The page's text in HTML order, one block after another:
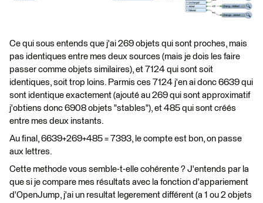
Ce qui sous entends que j'ai 269 objets qui sont proches, mais
pas identiques entre mes deux sources (mais je dois les faire
passer comme objets similaires), et 7124 qui sont soit
identiques, soit trop loins. Parmis ces 7124 j'en ai donc 6639 qui
sont identique exactement (ajouté au 269 qui sont approximatif
j'obtiens donc 6908 objets "stables"), et 485 qui sont créés
entre mes deux instants.
Au final, 6639+269+485 = 7393, le compte est bon, on passe
aux lettres.
Cette methode vous semble-t-elle cohérente ? J'entends par la
que si je compare mes résultats avec la fonction d'appariement
d'OpenJump, j'ai un resultat legerement différent (a 1 ou 2 objets